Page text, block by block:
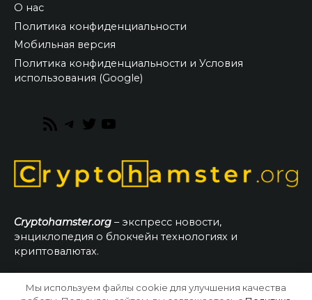
О нас
Политика конфиденциальности
Мобильная версия
Политика конфиденциальности и Условия
использования (Google)
RSS
Telegram
Twitter
Cryptohamster.org – экспресс новости,
энциклопедия о блокчейн технологиях и
криптовалютах.
© 2026 CryptoHamster.org
Мы используем файлы cookie для улучшения качества